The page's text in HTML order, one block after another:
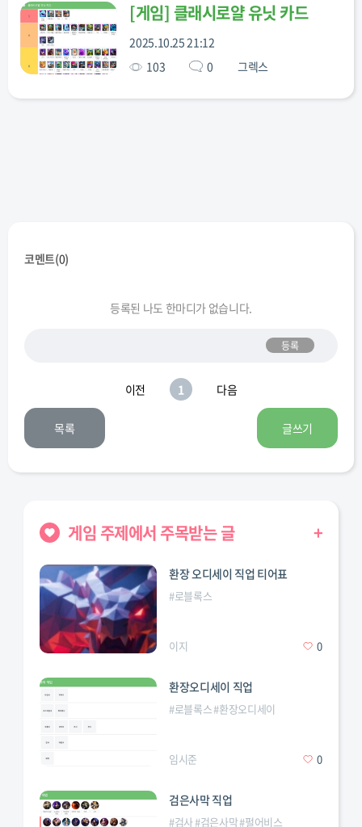
[게임] 클래시로얄 유닛 카드
2025.10.25 21:12
103
0 그렉스
코멘트(0)
등록된 나도 한마디가 없습니다.
등록
이전 1 다음
목록 글쓰기
게임 주제에서 주목받는 글 +
환장 오디세이 직업 티어표
#로블록스
이지 0
환장오디세이 직업
#로블록스#환장오디세이
임시준 0
검은사막 직업
#검사#검은사막#펄어비스